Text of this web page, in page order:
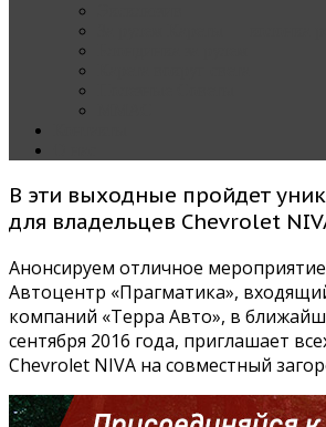
В эти выходные пройдет
для владельцев Chevrolet
Анонсируем отличное
Автоцентр «Прагматика»,
компаний «Терра Авто», в
сентября 2016 года, приглашает
Chevrolet NIVA на совместный